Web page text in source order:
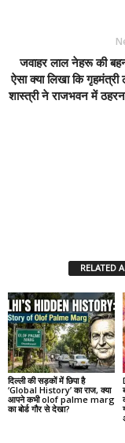
जवाहर लाल नेहरू की
ऐसा क्या लिखा कि गृहमंत्री
शास्त्री ने राजभवन में
RELATED
दिल्ली की सड़कों में छिपा है
‘Global History’ का राज, क्या
आपने कभी olof palme marg
का बोर्ड गौर से देखा?